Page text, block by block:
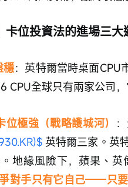
卡位投資法的進場三大
穩：英特爾當時桌面CPU
CPU全球只有兩家公司
位極強（戰略護城河）
英特爾三家。英
地緣風險下，蘋果、
對手只有它自己——只